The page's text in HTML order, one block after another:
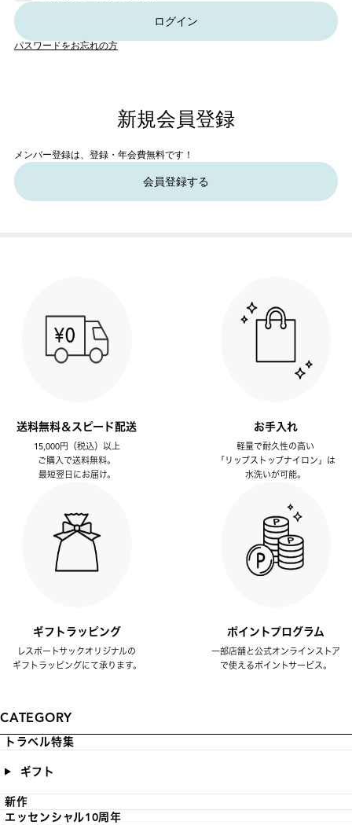
ログイン
パスワードをお忘れの方
新規会員登録
メンバー登録は、登録・年会費無料です！
会員登録する
送料無料＆スピード配送
15,000円（税込）以上
ご購入で送料無料。
最短翌日にお届け。
お手入れ
軽量で耐久性の高い
「リップストップナイロン」は
水洗いが可能。
ギフトラッピング
レスポートサックオリジナルの
ギフトラッピングにて承ります。
ポイントプログラム
一部店舗と公式オンラインストア
で使えるポイントサービス。
CATEGORY
トラベル特集
ギフト
新作
エッセンシャル10周年